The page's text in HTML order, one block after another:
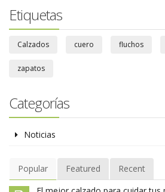
Etiquetas
Calzados cuero fluchos
zapatos
Categorías
Noticias
Popular Featured
Recent